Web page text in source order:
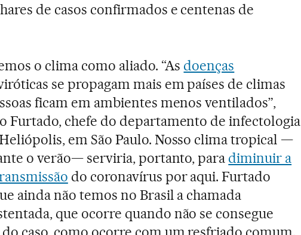
de casos confirmados e centenas de
o clima como aliado. “As doenças
se propagam mais em países de climas
ficam em ambientes menos ventilados”,
Furtado, chefe do departamento de infectologia
em São Paulo. Nosso clima tropical —
o verão— serviria, portanto, para diminuir a
do coronavírus por aqui. Furtado
ainda não temos no Brasil a chamada
que ocorre quando não se consegue